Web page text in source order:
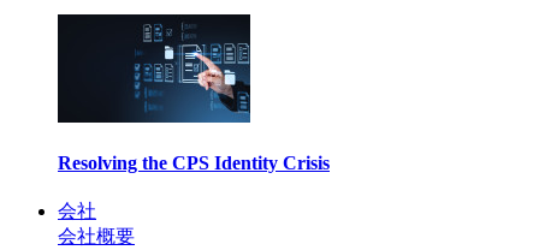
Resolving the CPS Identity Crisis
会社
会社概要